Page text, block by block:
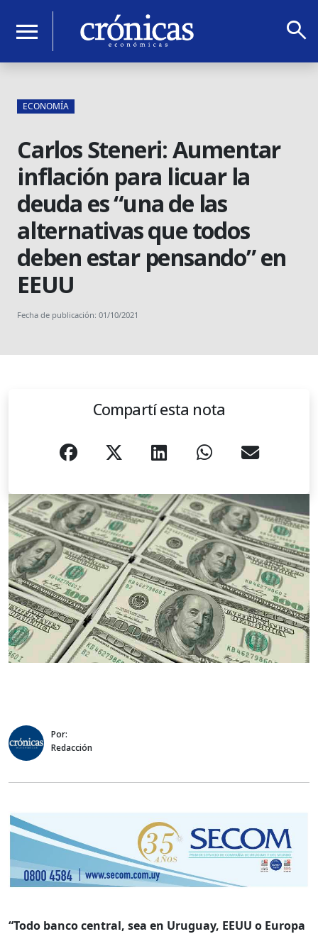
menu search
ECONOMÍA
Carlos Steneri: Aumentar
inflación para licuar la
deuda es “una de las
alternativas que todos
deben estar pensando” en
EEUU
Fecha de publicación: 01/10/2021
Compartí esta nota
Por:
Redacción
“Todo banco central, sea en Uruguay, EEUU o Europa